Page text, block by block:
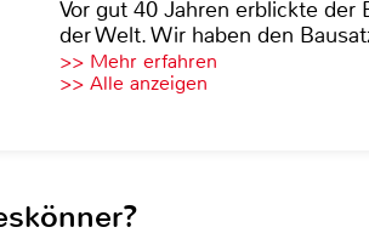
Vor gut 40 Jahren erblickte
der Welt. Wir haben den
>> Mehr erfahren
>> Alle anzeigen